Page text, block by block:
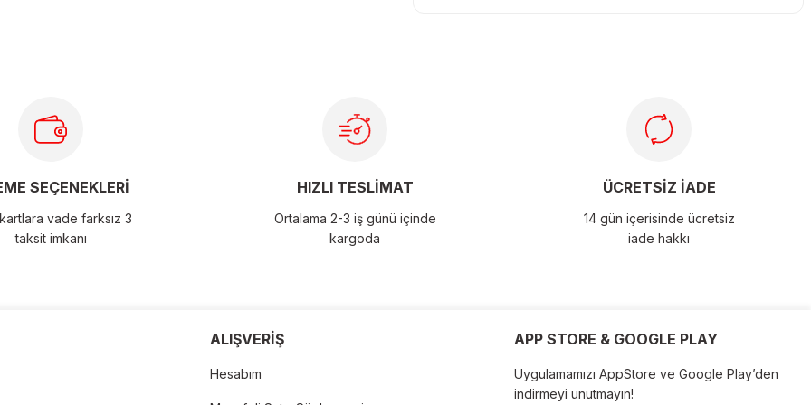
SEÇENEKLERİ
vade farksız 3
taksit imkanı
HIZLI TESLİMAT
Ortalama 2-3 iş günü içinde
kargoda
ÜCRETSİZ İADE
14 gün içerisinde ücretsiz
iade hakkı
ALIŞVERİŞ
Hesabım
APP STORE & GOOGLE PLAY
Uygulamamızı AppStore ve Google Play’den
indirmeyi unutmayın!